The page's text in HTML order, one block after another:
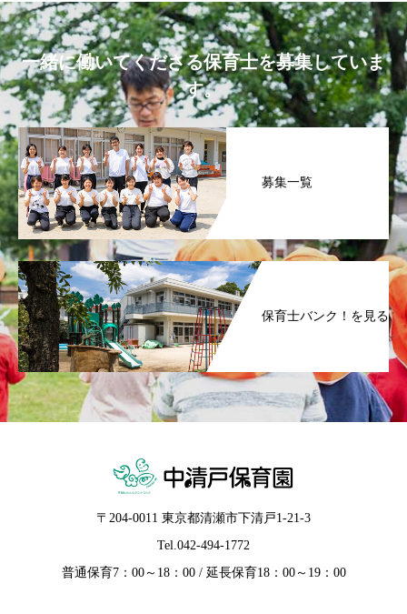
一緒に働いてくださる保育士を募集していま
す。
募集一覧
保育士バンク！を見る
〒204-0011 東京都清瀬市下清戸1-21-3
Tel.042-494-1772
普通保育7：00～18：00 / 延長保育18：00～19：00